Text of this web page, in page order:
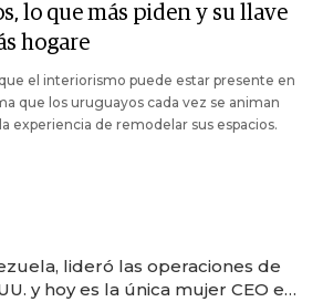
lo que más piden y su llave
hogare
el interiorismo puede estar presente en
que los uruguayos cada vez se animan
experiencia de remodelar sus espacios.
lideró las operaciones de
y hoy es la única mujer CEO en